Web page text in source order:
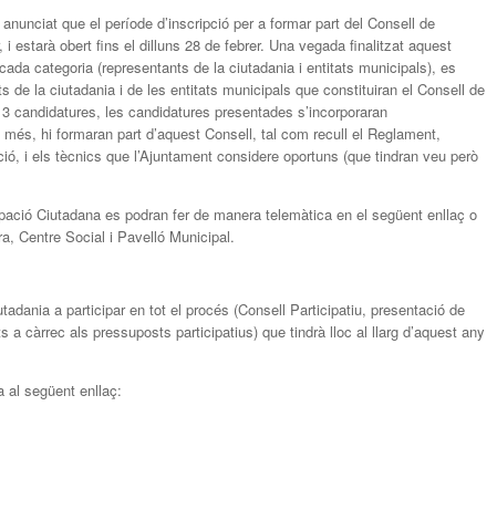
que el període d’inscripció per a formar part del Consell de
estarà obert fins el dilluns 28 de febrer. Una vegada finalitzat aquest
categoria (representants de la ciutadania i entitats municipals), es
de la ciutadania i de les entitats municipals que constituiran el Consell de
les candidatures presentades s’incorporaran
hi formaran part d’aquest Consell, tal com recull el Reglament,
i els tècnics que l’Ajuntament considere oportuns (que tindran veu però
Ciutadana es podran fer de manera telemàtica en el següent enllaç o
Centre Social i Pavelló Municipal.
a participar en tot el procés (Consell Participatiu, presentació de
càrrec als pressuposts participatius) que tindrà lloc al llarg d’aquest any
al següent enllaç: